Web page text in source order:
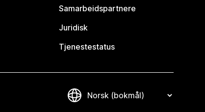
Samarbeidspartnere
Juridisk
Tjenestestatus